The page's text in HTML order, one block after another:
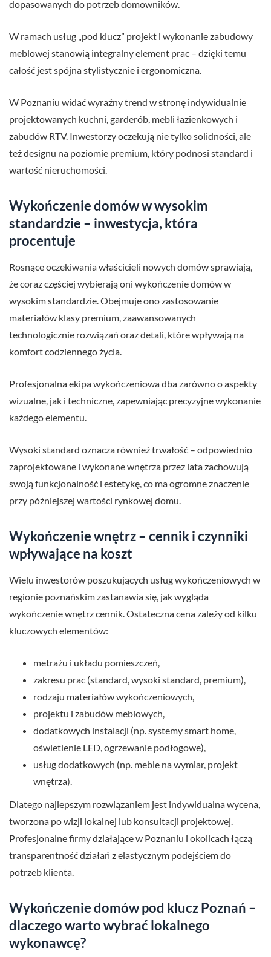
dopasowanych do potrzeb domowników.
W ramach usług „pod klucz” projekt i wykonanie zabudowy
meblowej stanowią integralny element prac – dzięki temu
całość jest spójna stylistycznie i ergonomiczna.
W Poznaniu widać wyraźny trend w stronę indywidualnie
projektowanych kuchni, garderób, mebli łazienkowych i
zabudów RTV. Inwestorzy oczekują nie tylko solidności, ale
też designu na poziomie premium, który podnosi standard i
wartość nieruchomości.
Wykończenie domów w wysokim
standardzie – inwestycja, która
procentuje
Rosnące oczekiwania właścicieli nowych domów sprawiają,
że coraz częściej wybierają oni wykończenie domów w
wysokim standardzie. Obejmuje ono zastosowanie
materiałów klasy premium, zaawansowanych
technologicznie rozwiązań oraz detali, które wpływają na
komfort codziennego życia.
Profesjonalna ekipa wykończeniowa dba zarówno o aspekty
wizualne, jak i techniczne, zapewniając precyzyjne wykonanie
każdego elementu.
Wysoki standard oznacza również trwałość – odpowiednio
zaprojektowane i wykonane wnętrza przez lata zachowują
swoją funkcjonalność i estetykę, co ma ogromne znaczenie
przy późniejszej wartości rynkowej domu.
Wykończenie wnętrz – cennik i czynniki
wpływające na koszt
Wielu inwestorów poszukujących usług wykończeniowych w
regionie poznańskim zastanawia się, jak wygląda
wykończenie wnętrz cennik. Ostateczna cena zależy od kilku
kluczowych elementów:
metrażu i układu pomieszczeń,
zakresu prac (standard, wysoki standard, premium),
rodzaju materiałów wykończeniowych,
projektu i zabudów meblowych,
dodatkowych instalacji (np. systemy smart home,
oświetlenie LED, ogrzewanie podłogowe),
usług dodatkowych (np. meble na wymiar, projekt
wnętrza).
Dlatego najlepszym rozwiązaniem jest indywidualna wycena,
tworzona po wizji lokalnej lub konsultacji projektowej.
Profesjonalne firmy działające w Poznaniu i okolicach łączą
transparentność działań z elastycznym podejściem do
potrzeb klienta.
Wykończenie domów pod klucz Poznań –
dlaczego warto wybrać lokalnego
wykonawcę?